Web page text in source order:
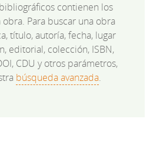
contienen los
Para buscar una obra
título, autoría, fecha, lugar
editorial, colección, ISBN,
CDU y otros parámetros,
búsqueda avanzada.